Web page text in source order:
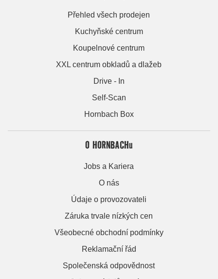
Přehled všech prodejen
Kuchyňské centrum
Koupelnové centrum
XXL centrum obkladů a dlažeb
Drive - In
Self-Scan
Hornbach Box
O HORNBACHu
Jobs a Kariera
O nás
Údaje o provozovateli
Záruka trvale nízkých cen
Všeobecné obchodní podmínky
Reklamační řád
Společenská odpovědnost